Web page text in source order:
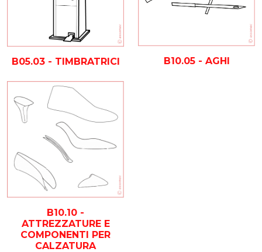
B05.03 - TIMBRATRICI B10.05 - AGHI
B10.10 -
ATTREZZATURE E
COMPONENTI PER
CALZATURA